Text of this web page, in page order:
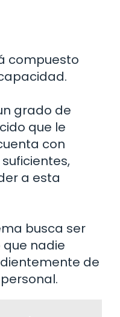
compuesto
grado de
que le
con
a esta
busca ser
que nadie
de